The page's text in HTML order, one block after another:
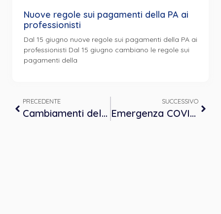
Nuove regole sui pagamenti della PA ai
professionisti
Dal 15 giugno nuove regole sui pagamenti della PA ai
professionisti Dal 15 giugno cambiano le regole sui
pagamenti della
PRECEDENTE
Cambiamenti del setting psicoterapeutico al tempo del Coronavirus
SUCCESSIVO
Emergenza COVID-19: quali risposte alle richieste d’aiuto?